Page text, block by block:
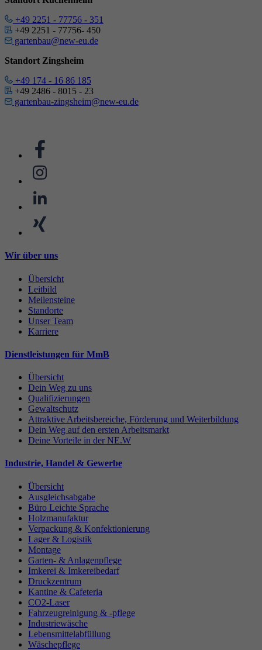
+49 2251 - 77756 - 351
+49 2251 - 77756- 450
gartenbau@new-eu.de
Standort Zingsheim
+49 174 - 16 86 185
+49 2486 - 8015 - 23
gartenbau-zingsheim@new-eu.de
Wir über uns
Übersicht
Leitbild
Meilensteine
Standorte
Unser Team
Karriere
Dienstleistungen für MmB
Übersicht
Dein Weg zu uns
Qualifizierungen
Gewaltschutz
Attraktive Arbeitsbereiche, Förderung und Weiterbildung
Dein Weg auf den ersten Arbeitsmarkt
Deine Vorteile in der NE.W
Industrie, Handel & Gewerbe
Übersicht
Ausgleichsabgabe
Büro Leichte Sprache
Holzmanufaktur
Verpackung & Konfektionierung
Lager & Logistik
Montage
Garten- & Anlagenpflege
Imkerei & Imkereibedarf
Druckzentrum
Kantine & Cafeteria
CO2-Laser
Fahrzeugreinigung & -pflege
Industriewäsche
Lebensmittelabfüllung
Wäschepflege